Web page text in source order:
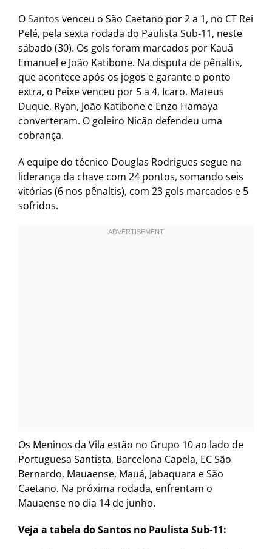
OSantos venceu o São Caetano por 2 a 1, no CT Rei
Pelé, pela sexta rodada do Paulista Sub-11, neste
sábado (30). Os gols foram marcados por Kauã
Emanuel e João Katibone. Na disputa de pênaltis,
que acontece após os jogos e garante o ponto
extra, o Peixe venceu por 5 a 4. Icaro, Mateus
Duque, Ryan, João Katibone e Enzo Hamaya
converteram. O goleiro Nicão defendeu uma
cobrança.
A equipe do técnico Douglas Rodrigues segue na
liderança da chave com 24 pontos, somando seis
vitórias (6 nos pênaltis), com 23 gols marcados e 5
sofridos.
Os Meninos da Vila estão no Grupo 10 ao lado de
Portuguesa Santista, Barcelona Capela, EC São
Bernardo, Mauaense, Mauá, Jabaquara e São
Caetano. Na próxima rodada, enfrentam o
Mauaense no dia 14 de junho.
Veja a tabela do Santos no Paulista Sub-11: